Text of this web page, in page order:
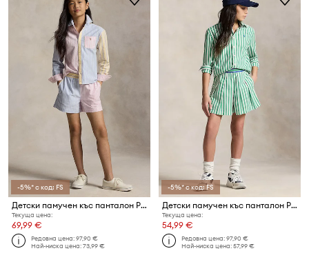
-5%* с код: FS
Детски памучен къс панталон Polo Ralph Lauren
Текуща цена:
69,99 €
Редовна цена:97,90 €
Най-ниска цена:73,99 €
-5%* с код: FS
Детски памучен къс панталон Polo Ralph Lauren
Текуща цена:
54,99 €
Редовна цена:97,90 €
Най-ниска цена:57,99 €